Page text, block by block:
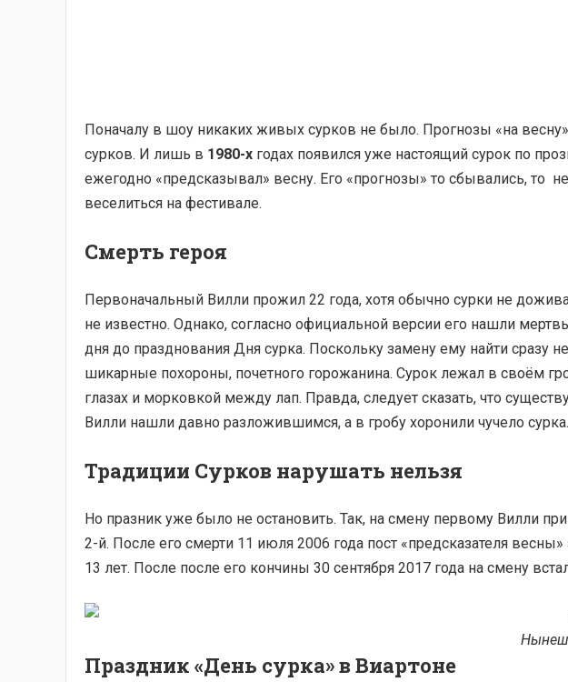
Поначалу в шоу никаких живых сурков не было. Прогнозы «на
сурков. И лишь в 1980-х годах появился уже настоящий сурок по
ежегодно «предсказывал» весну. Его «прогнозы» то сбывались, то
веселиться на фестивале.
Смерть героя
Первоначальный Вилли прожил 22 года, хотя обычно сурки не
не известно. Однако, согласно официальной версии его нашли
дня до празднования Дня сурка. Поскольку замену ему найти сразу
шикарные похороны, почетного горожанина. Сурок лежал в своём
глазах и морковкой между лап. Правда, следует сказать, что
Вилли нашли давно разложившимся, а в гробу хоронили чучело сурка.
Традиции Сурков нарушать нельзя
Но празник уже было не остановить. Так, на смену первому Вилли
2-й. После его смерти 11 июля 2006 года пост «предсказателя
13 лет. После после его кончины 30 сентября 2017 года на смену
Праздник «День сурка» в Виартоне